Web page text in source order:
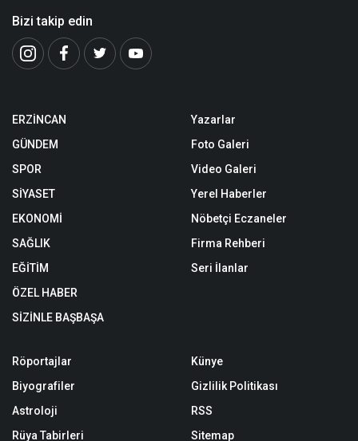
Bizi takip edin
ERZİNCAN
GÜNDEM
SPOR
SİYASET
EKONOMİ
SAĞLIK
EĞİTİM
ÖZEL HABER
SİZİNLE BAŞBAŞA
Yazarlar
Foto Galeri
Video Galeri
Yerel Haberler
Nöbetçi Eczaneler
Firma Rehberi
Seri İlanlar
Röportajlar
Biyografiler
Astroloji
Rüya Tabirleri
Künye
Gizlilik Politikası
RSS
Sitemap